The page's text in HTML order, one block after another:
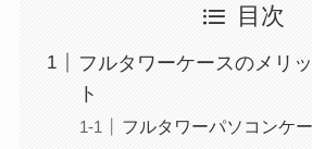
目次
フルタワーケースのメリ
ト
フルタワーパソコンケ